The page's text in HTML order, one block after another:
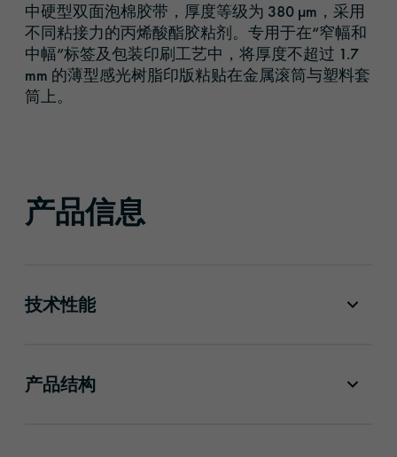
中硬型双面泡棉胶带，厚度等级为 380 μm，采用
不同粘接力的丙烯酸酯胶粘剂。专用于在“窄幅和
中幅”标签及包装印刷工艺中，将厚度不超过 1.7
mm 的薄型感光树脂印版粘贴在金属滚筒与塑料套
筒上。
产品信息
技术性能
产品结构